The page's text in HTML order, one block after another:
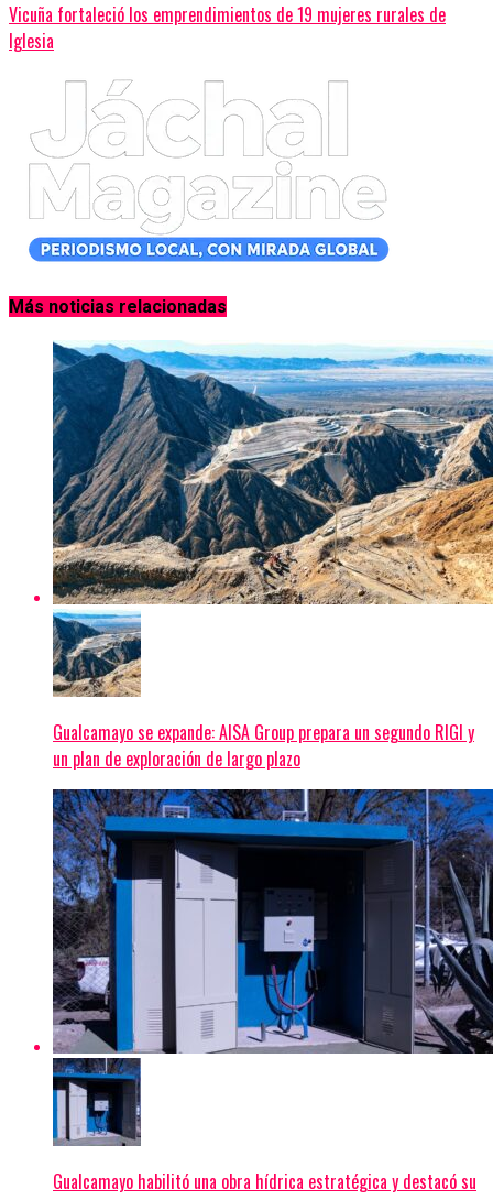
Vicuña fortaleció los emprendimientos de 19 mujeres rurales de
Iglesia
Más noticias relacionadas
Gualcamayo se expande: AISA Group prepara un segundo RIGI y
un plan de exploración de largo plazo
Gualcamayo habilitó una obra hídrica estratégica y destacó su